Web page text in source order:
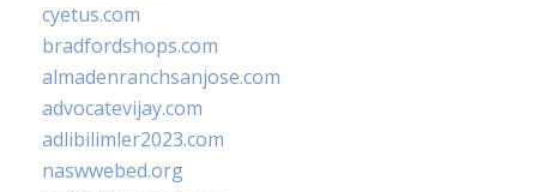
cyetus.com
bradfordshops.com
almadenranchsanjose.com
advocatevijay.com
adlibilimler2023.com
naswwebed.org